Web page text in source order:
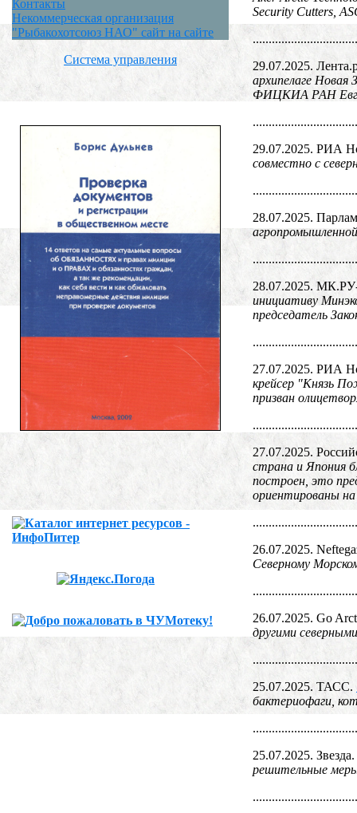
Контакты
Некоммерческая организация
"Рыбакохотсоюз НАО" сайт на сайте
Система управления
Security Cutters,
29.07.2025.
архипелаге Новая
ФИЦКИА РАН
29.07.2025. РИА
совместно с
28.07.2025.
28.07.2025.
инициативу
председатель
27.07.2025. РИА
крейсер "Князь
призван
27.07.2025.
страна и Япония
построен, это
ориентированы
26.07.2025.
Северному
26.07.2025. Go
другими
25.07.2025. ТАСС.
бактериофаги,
25.07.2025. Звезда.
решительные